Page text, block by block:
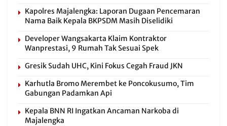
Kapolres Majalengka: Laporan Dugaan Pencemaran
Nama Baik Kepala BKPSDM Masih Diselidiki
Developer Wangsakarta Klaim Kontraktor
Wanprestasi, 9 Rumah Tak Sesuai Spek
Gresik Sudah UHC, Kini Fokus Cegah Fraud JKN
Karhutla Bromo Merembet ke Poncokusumo, Tim
Gabungan Padamkan Api
Kepala BNN RI Ingatkan Ancaman Narkoba di
Majalengka